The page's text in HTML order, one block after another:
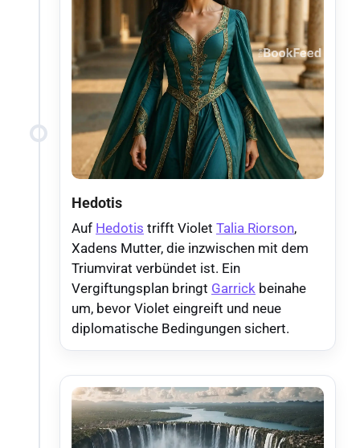
Hedotis
Auf Hedotis trifft Violet Talia Riorson,
Xadens Mutter, die inzwischen mit dem
Triumvirat verbündet ist. Ein
Vergiftungsplan bringt Garrick beinahe
um, bevor Violet eingreift und neue
diplomatische Bedingungen sichert.